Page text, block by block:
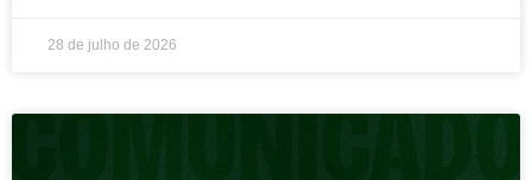
28 de julho de 2026